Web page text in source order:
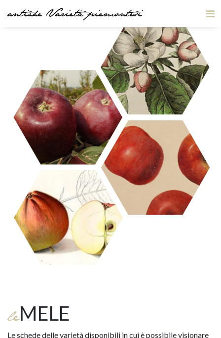
antiche Varietà piemontesi
leMELE
Le schede delle varietà disponibili in cui è possibile visionare